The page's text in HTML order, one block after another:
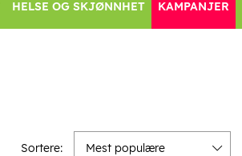
HELSE OG SKJØNNHET KAMPANJER
Sortere: Mest populære